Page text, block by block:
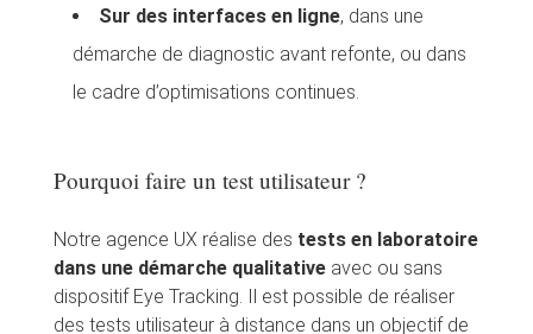
Sur des interfaces en ligne, dans une
démarche de diagnostic avant refonte, ou dans
le cadre d’optimisations continues.
Pourquoi faire un test utilisateur ?
Notre agence UX réalise des tests en laboratoire
dans une démarche qualitativeavec ou sans
dispositif Eye Tracking. Il est possible de réaliser
des tests utilisateur à distance dans un objectif de